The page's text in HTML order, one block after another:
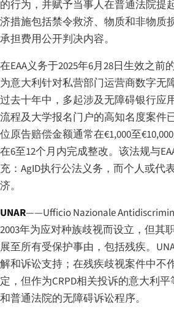
的行为，并赋予当事人在普通法院提
济措施包括禁令救济、物质和非物质
承担费用公开判决内容。
在EAA义务于2025年6月28日生效之前
为意大利针对私营部门运营商数字无
过去十年中，多起涉及无障碍银行应
流程及大学报名门户的高知名度案件
位原告赔偿金额通常在€1,000至
在6至12个月内完成整改。该法规与
充：AgID执行公法义务，而个人或代
济。
UNAR——Ufficio Nazionale
2003年为应对种族歧视而设立，但其
展至所有受保护事由，包括残疾。
解和诉讼支持；在残疾歧视案件中不
定，但作为CRPD相关投诉的意大利
和普通法院的无障碍诉讼程序。